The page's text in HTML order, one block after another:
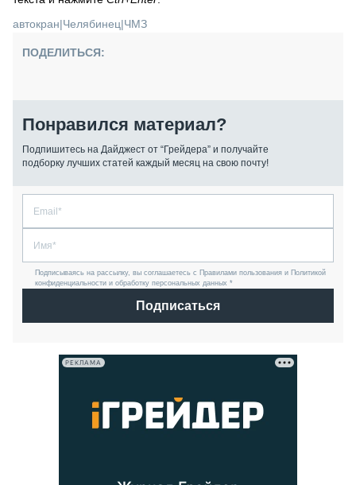
автокран|Челябинец|ЧМЗ
ПОДЕЛИТЬСЯ:
Понравился материал?
Подпишитесь на Дайджест от “Грейдера” и получайте
подборку лучших статей каждый месяц на свою почту!
Подписываясь на рассылку, вы соглашаетесь с Правилами пользования и Политикой
конфиденциальности и обработку персональных данных *
Подписаться
РЕКЛАМА